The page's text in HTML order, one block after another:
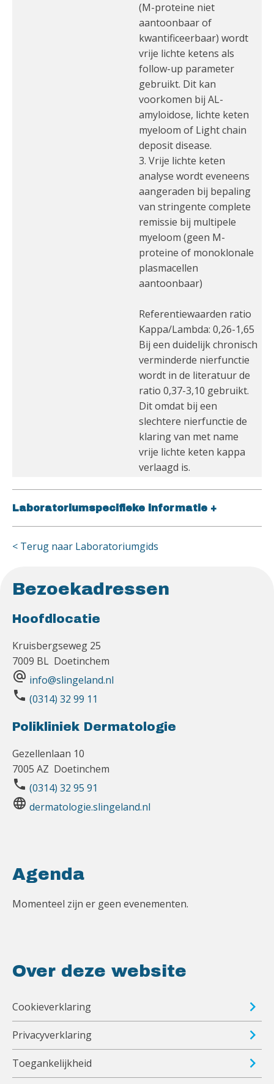
(M-proteine niet
aantoonbaar of
kwantificeerbaar) wordt
vrije lichte ketens als
follow-up parameter
gebruikt. Dit kan
voorkomen bij AL-
amyloidose, lichte keten
myeloom of Light chain
deposit disease.
3. Vrije lichte keten
analyse wordt eveneens
aangeraden bij bepaling
van stringente complete
remissie bij multipele
myeloom (geen M-
proteine of monoklonale
plasmacellen
aantoonbaar)
Referentiewaarden ratio
Kappa/Lambda: 0,26-1,65
Bij een duidelijk chronisch
verminderde nierfunctie
wordt in de literatuur de
ratio 0,37-3,10 gebruikt.
Dit omdat bij een
slechtere nierfunctie de
klaring van met name
vrije lichte keten kappa
verlaagd is.
Laboratoriumspecifieke informatie +
< Terug naar Laboratoriumgids
Bezoekadressen
Hoofdlocatie
Kruisbergseweg 25
7009 BL Doetinchem
alternate_email info@slingeland.nl
phone (0314) 32 99 11
Polikliniek Dermatologie
Gezellenlaan 10
7005 AZ Doetinchem
phone (0314) 32 95 91
language dermatologie.slingeland.nl
Agenda
Momenteel zijn er geen evenementen.
Over deze website
Cookieverklaring
Privacyverklaring
Toegankelijkheid